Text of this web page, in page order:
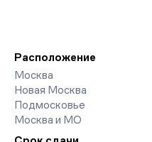
Расположение
Москва
Новая Москва
Подмосковье
Москва и МО